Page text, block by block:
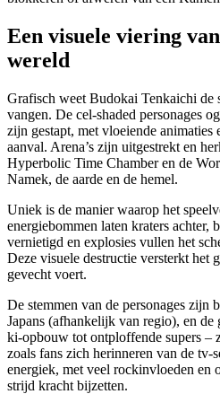
Een visuele viering
wereld
Grafisch weet Budokai Tenkaichi de
vangen. De cel-shaded personages
zijn gestapt, met vloeiende animaties
aanval. Arena’s zijn uitgestrekt en
Hyperbolic Time Chamber en de
Namek, de aarde en de hemel.
Uniek is de manier waarop het
energiebommen laten kraters achter,
vernietigd en explosies vullen het
Deze visuele destructie versterkt het
gevecht voert.
De stemmen van de personages zijn
Japans (afhankelijk van regio), en
ki-opbouw tot ontploffende supers –
zoals fans zich herinneren van de tv-
energiek, met veel rockinvloeden en
strijd kracht bijzetten.